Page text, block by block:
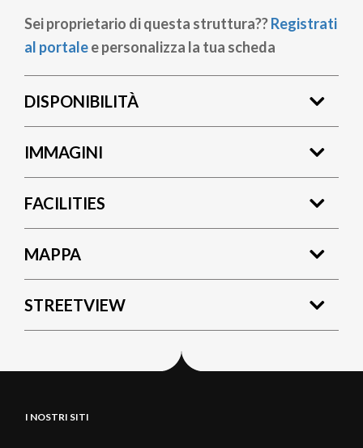
Sei proprietario di questa struttura??Registrati
al portalee personalizza la tua scheda
DISPONIBILITÀ
IMMAGINI
FACILITIES
MAPPA
STREETVIEW
I NOSTRI SITI